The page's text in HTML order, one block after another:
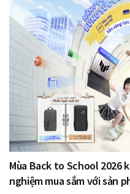
Mùa Back to School 2026
nghiệm mua sắm với sản